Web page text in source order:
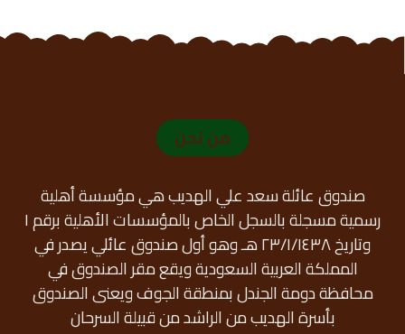
من نحن
صندوق عائلة سعد علي الهديب هي مؤسسة أهلية
رسمية مسجلة بالسجل الخاص بالمؤسسات الأهلية برقم ١
وتاريخ ٢٣/١/١٤٣٨ هـ وهو أول صندوق عائلي يصدر في
المملكة العربية السعودية ويقع مقر الصندوق في
محافظة دومة الجندل بمنطقة الجوف ويعنى الصندوق
بأسرة الهديب من الراشد من قبيلة السرحان